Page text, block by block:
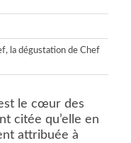
la dégustation de Chef
le cœur des
citée qu’elle en
attribuée à